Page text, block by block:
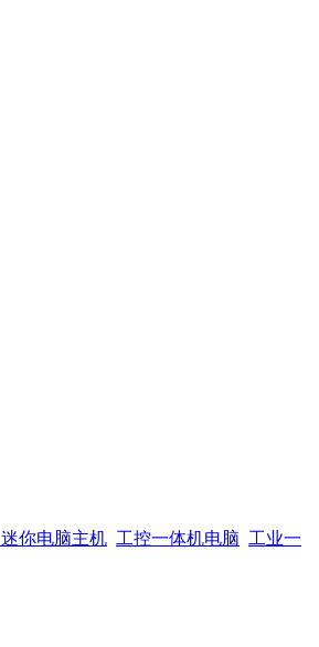
迷你电脑主机 工控一体机电脑 工业一